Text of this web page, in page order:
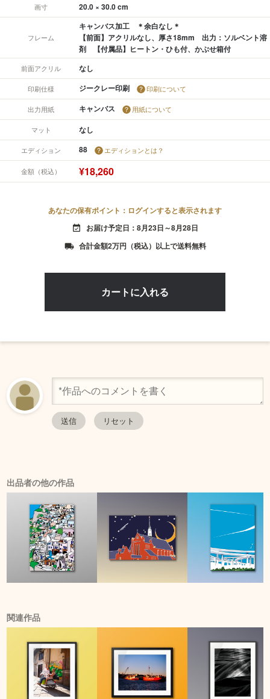
画寸 20.0 × 30.0 cm
フレーム
キャンバス加工 ＊余白なし＊
【前面】アクリルなし、厚さ18mm 出力：ソルベント溶
剤 【付属品】ヒートン・ひも付、かぶせ箱付
前面アクリル なし
印刷仕様 ジークレー印刷 印刷について
出力用紙 キャンバス 用紙について
マット なし
エディション 88 エディションとは？
金額（税込） ¥18,260
あなたの保有ポイント：ログインすると表示されます
event_available お届け予定日：8月23日～8月28日
local_shipping 合計金額2万円（税込）以上で送料無料
出品者の他の作品
関連作品